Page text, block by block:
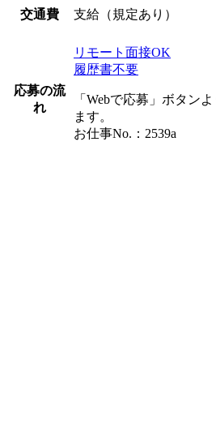
交通費 支給（規定あり）
応募の流
れ
リモート面接OK
履歴書不要
「Webで応募」ボタン
ます。
お仕事No.：2539a